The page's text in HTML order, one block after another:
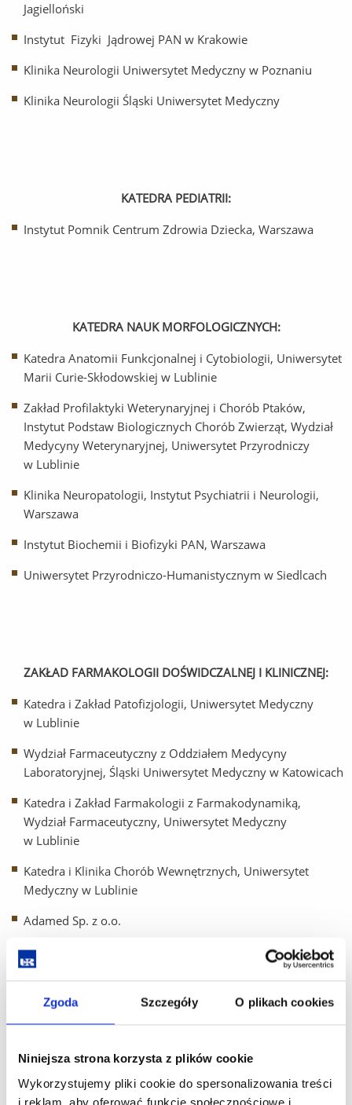
Zgoda Szczegóły O plikach cookies
Niniejsza strona korzysta z plików cookie
Wykorzystujemy pliki cookie do spersonalizowania treści
i reklam, aby oferować funkcje społecznościowe i
Jagielloński
Instytut Fizyki Jądrowej PAN w Krakowie
Klinika Neurologii Uniwersytet Medyczny w Poznaniu
Klinika Neurologii Śląski Uniwersytet Medyczny
KATEDRA PEDIATRII:
Instytut Pomnik Centrum Zdrowia Dziecka, Warszawa
KATEDRA NAUK MORFOLOGICZNYCH:
Katedra Anatomii Funkcjonalnej i Cytobiologii, Uniwersytet
Marii Curie-Skłodowskiej w Lublinie
Zakład Profilaktyki Weterynaryjnej i Chorób Ptaków,
Instytut Podstaw Biologicznych Chorób Zwierząt, Wydział
Medycyny Weterynaryjnej, Uniwersytet Przyrodniczy
w Lublinie
Klinika Neuropatologii, Instytut Psychiatrii i Neurologii,
Warszawa
Instytut Biochemii i Biofizyki PAN, Warszawa
Uniwersytet Przyrodniczo-Humanistycznym w Siedlcach
ZAKŁAD FARMAKOLOGII DOŚWIDCZALNEJ I KLINICZNEJ:
Katedra i Zakład Patofizjologii, Uniwersytet Medyczny
w Lublinie
Wydział Farmaceutyczny z Oddziałem Medycyny
Laboratoryjnej, Śląski Uniwersytet Medyczny w Katowicach
Katedra i Zakład Farmakologii z Farmakodynamiką,
Wydział Farmaceutyczny, Uniwersytet Medyczny
w Lublinie
Katedra i Klinika Chorób Wewnętrznych, Uniwersytet
Medyczny w Lublinie
Adamed Sp. z o.o.
Zakład Chemii Organicznej, Wydział Chemiczny,
Politechnika Rzeszowska
Katedra i Zakład Technologii Postaci Leku Uniwersytet
Medyczny im. Karola Marcinkowskiego w Poznaniu
Zakład Chemii Nieorganicznej, Katedra Chemii, Wydział
Farmaceutyczny, Uniwersytet Medyczny w Lublinie
Zakład Chemii Analitycznej, Katedra Chemii, Wydział